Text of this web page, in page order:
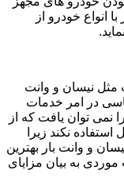
انواع خودرو از
مثل نیسان و وانت
در امر خدمات
نمی توان یافت که از
نکند زیرا
و وانت بار بهترین
به بیان مزایای